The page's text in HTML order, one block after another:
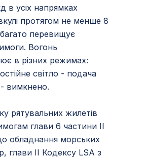
в усіх напрямках
протягом не менше 8
перевищує
Вогонь
в різних режимах:
світло - подача
- вимкнено.
рятувальних жилетів
глави 6 частини II
обладнання морських
глави II Кодексу LSA з